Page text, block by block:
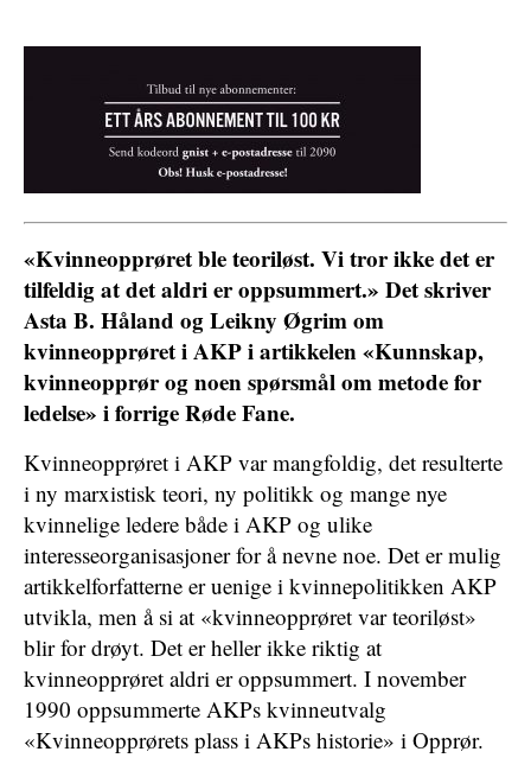
«Kvinneopprøret ble teoriløst. Vi tror ikke det er
tilfeldig at det aldri er oppsummert.» Det skriver
Asta B. Håland og Leikny Øgrim om
kvinneopprøret i AKP i artikkelen «Kunnskap,
kvinneopprør og noen spørsmål om metode for
ledelse» i forrige Røde Fane.
Kvinneopprøret i AKP var mangfoldig, det resulterte
i ny marxistisk teori, ny politikk og mange nye
kvinnelige ledere både i AKP og ulike
interesseorganisasjoner for å nevne noe. Det er mulig
artikkelforfatterne er uenige i kvinnepolitikken AKP
utvikla, men å si at «kvinneopprøret var teoriløst»
blir for drøyt. Det er heller ikke riktig at
kvinneopprøret aldri er oppsummert. I november
1990 oppsummerte AKPs kvinneutvalg
«Kvinneopprørets plass i AKPs historie» i Opprør.